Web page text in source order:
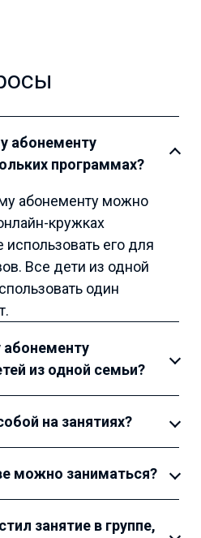
абонементу
программах?
абонементу можно
кружках
использовать его для
Все дети из одной
один
из одной семьи?
на занятиях?
можно заниматься?
занятие в группе,